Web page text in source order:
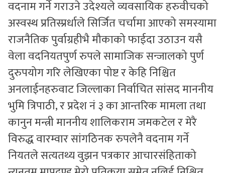
वदनाम गर्ने गराउने उदेश्यले व्यवसायिक हरुवीचको
अस्वस्थ प्रतिस्प्रर्धाले सिर्जित चर्चामा आएको समस्यामा
राजनैतिक पुर्वाग्रहीभै मौकाको फाईदा उठाउन यसै
वेला वदनियतपुर्ण रुपले सामाजिक सन्जालको पुर्ण
दुरुपयोग गरि लेखिएका पोष्ट र केहि निश्चित
अनलाईनहरुवाट जिल्लाका निर्वाचित सांसद माननीय
भुमि त्रिपाठी, र प्रदेश नं ३ का आन्तरिक मामला तथा
कानुन मन्त्री माननीय शालिकराम जमकटेल र मेरै
विरुद्ध वारम्वार सांगठिनक रुपलेनै वदनाम गर्ने
नियतले सत्यतथ्य वुझन पत्रकार आचारसंहिताको